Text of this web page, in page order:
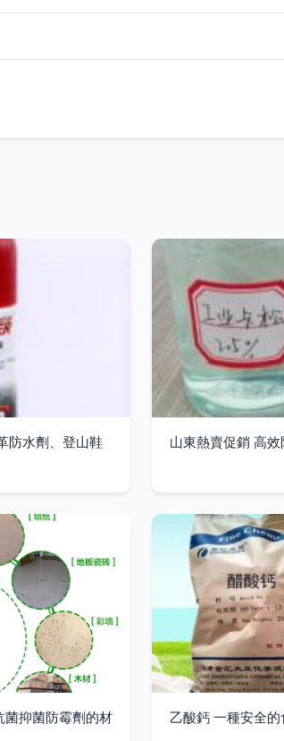
防水劑、登山鞋
山東熱賣促銷 高
抑菌防霉劑的材
乙酸鈣 一種安全